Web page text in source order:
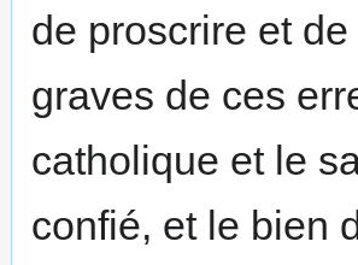
de proscrire et
graves de ces
catholique et le
confié, et le bien